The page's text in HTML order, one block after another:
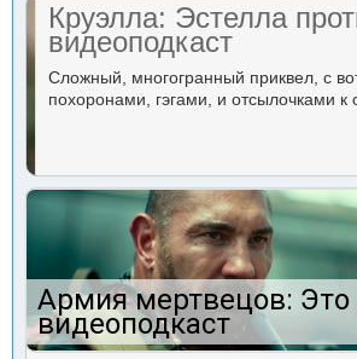
Круэлла: Эстелла
видеоподкаст
Сложный, многогранный приквел, с
похоронами, гэгами, и отсылочками к
Армия мертвецов: Это
видеоподкаст